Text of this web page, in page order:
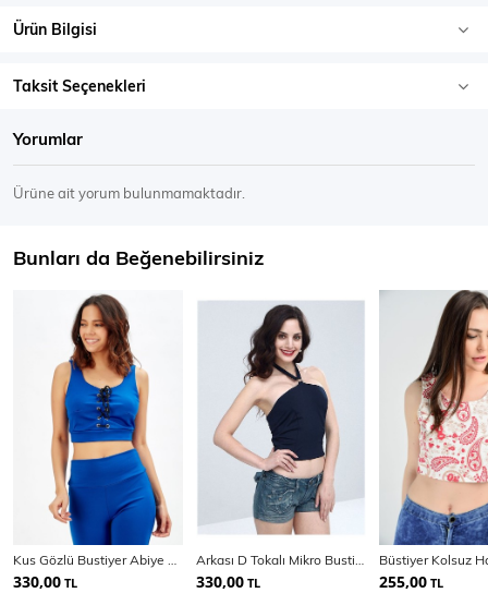
Ürün Bilgisi
Taksit Seçenekleri
Yorumlar
Ürüne ait yorum bulunmamaktadır.
Bunları da Beğenebilirsiniz
330,00 TL 330,00 TL 255,00 TL